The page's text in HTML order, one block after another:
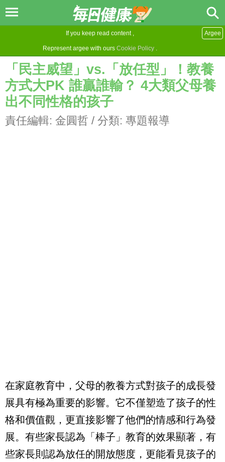
If you keep read content ,
Represent argee with ours Cookie Policy .
Argee
「民主威望」vs.「放任型」！教養
方式大PK 誰贏誰輸？ 4大類父母養
出不同性格的孩子
責任編輯: 金圓哲 / 分類: 專題報導
在家庭教育中，父母的教養方式對孩子的成長發
展具有極為重要的影響。它不僅塑造了孩子的性
格和價值觀，更直接影響了他們的情感和行為發
展。有些家長認為「棒子」教育的效果顯著，有
些家長則認為放任的開放態度，更能看見孩子的